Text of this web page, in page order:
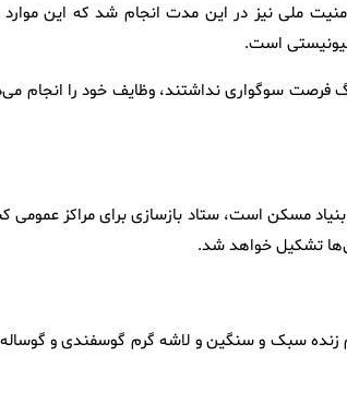
ملی نیز در این مدت انجام شد که این موارد
است.
سوگواری نداشتند، وظایف خود را انجام
بنیاد مسکن است، ستاد بازسازی برای مراکز
تشکیل خواهد شد.
زنده سبک و سنگین و لاشه گرم گوسفندی و گوساله